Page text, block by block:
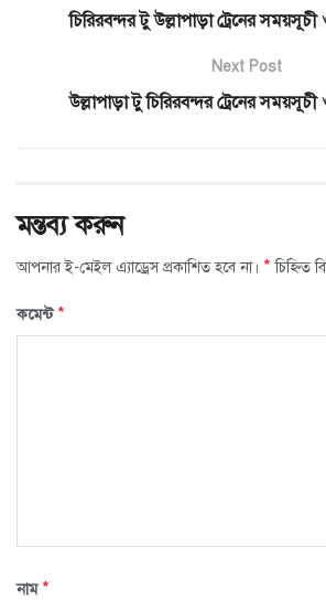
চিরিরবন্দর টু উল্লাপাড়া ট্রেনের
Next Post
উল্লাপাড়া টু চিরিরবন্দর ট্রেনের
মন্তব্য করুন
আপনার ই-মেইল এ্যাড্রেস প্রকাশিত হবে না। * চিহ্নিত
কমেন্ট*
নাম*